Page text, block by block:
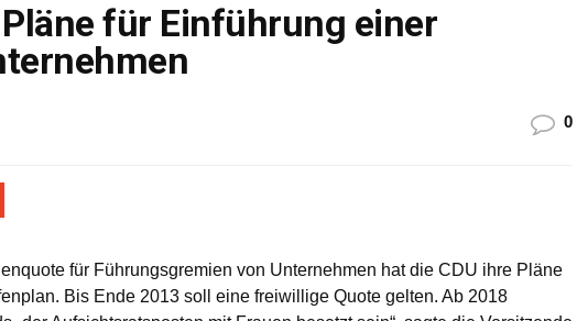
für Einführung einer
0
für Führungsgremien von Unternehmen hat die CDU ihre Pläne
Bis Ende 2013 soll eine freiwillige Quote gelten. Ab 2018